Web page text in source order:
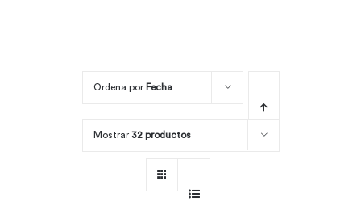
Ordena por Fecha
Mostrar 32 productos